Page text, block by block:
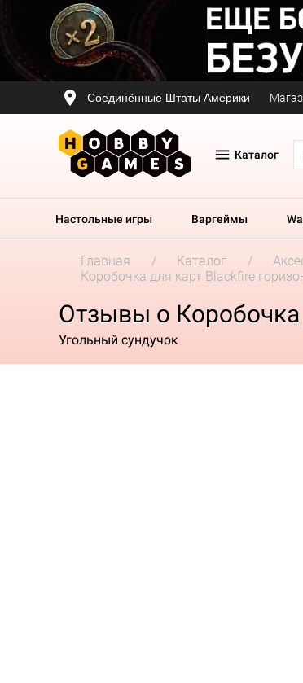
Соединённые Штаты Америки
Каталог
Настольные игры Варгеймы
Главная Каталог
Коробочка для карт Blackfire
Отзывы о Коробочка
Угольный сундучок